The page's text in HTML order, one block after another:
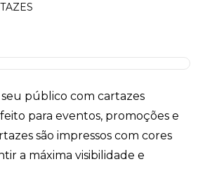
público com cartazes
para eventos, promoções e
são impressos com cores
a máxima visibilidade e